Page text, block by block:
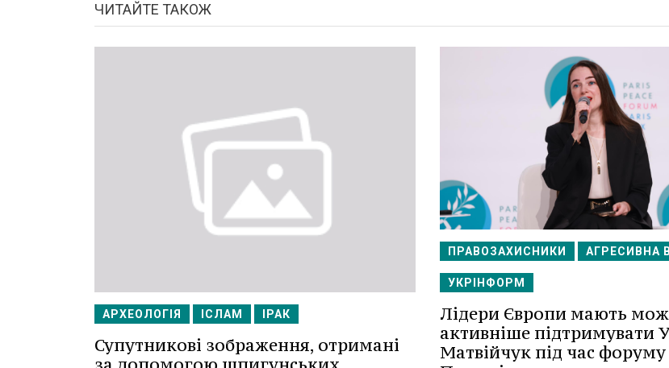
ЧИТАЙТЕ ТАКОЖ
АРХЕОЛОГІЯ ІСЛАМ ІРАК
Супутникові зображення, отримані
ПРАВОЗАХИСНИКИ АГРЕСИВНА
УКРІНФОРМ
Лідери Європи мають
активніше підтримувати
Матвійчук під час